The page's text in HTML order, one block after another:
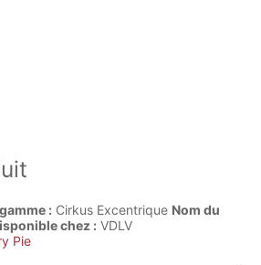
: Cirkus Excentrique Nom du
chez : VDLV
Pie